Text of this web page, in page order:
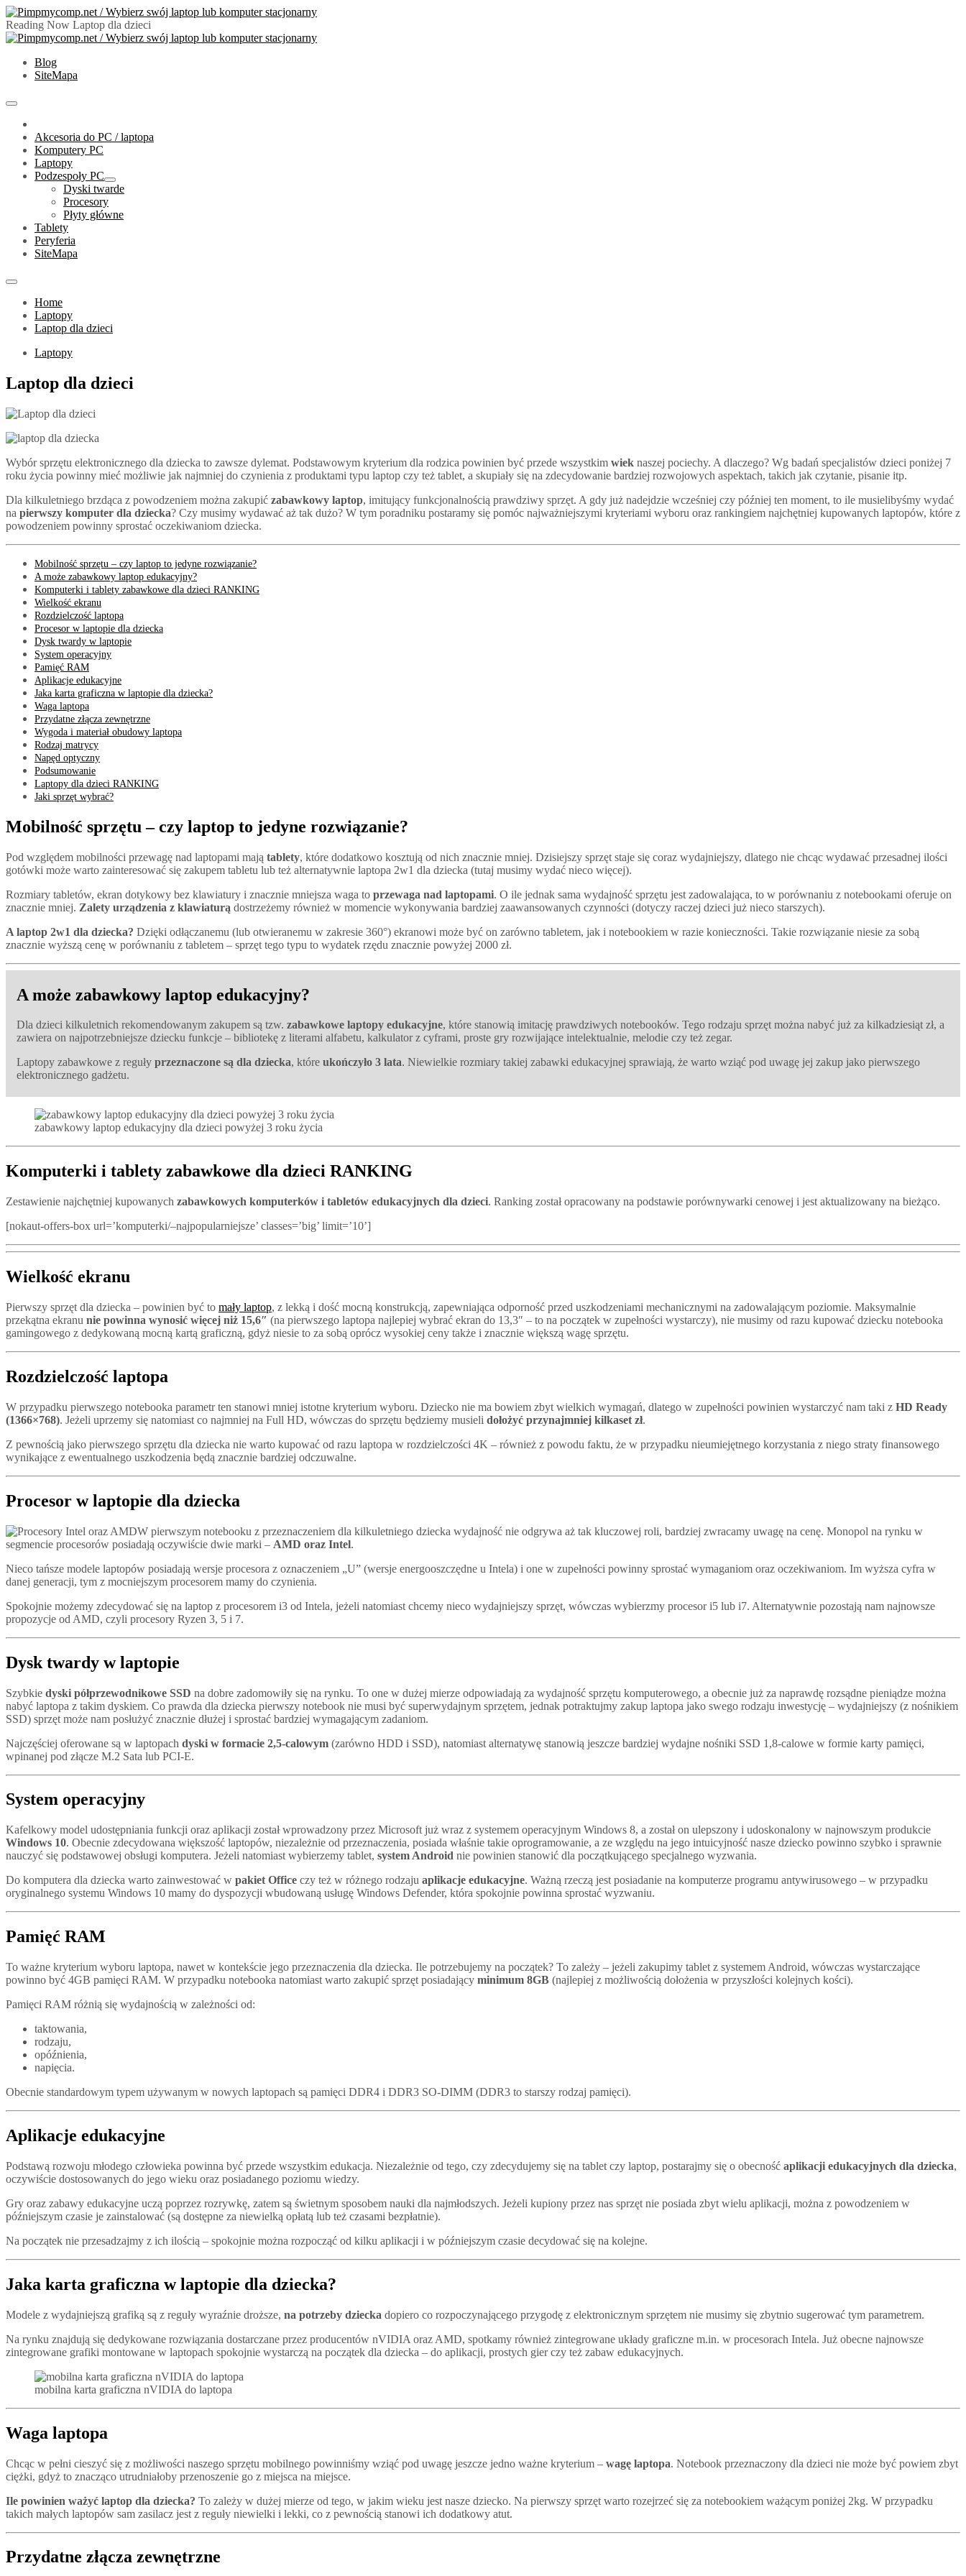
Skip
to
content
Reading Now Laptop dla dzieci
Złóż/Wybierz swój laptop lub komputer stacjonarny
Blog
SiteMapa
Primary
Akcesoria do PC / laptopa
Komputery PC
Laptopy
Podzespoły PC
Show
sub
Dyski twarde
Procesory
Płyty główne
Tablety
Peryferia
SiteMapa
Home
Laptopy
Laptop dla dzieci
Laptopy
Laptop dla dzieci
Wybór sprzętu elektronicznego dla dziecka to zawsze dylemat. Podstawowym kryterium dla rodzica powinien być przede wszystkim wiek naszej pociechy. A dlaczego? Wg badań specjalistów dzieci poniżej 7
roku życia powinny mieć możliwie jak najmniej do czynienia z produktami typu laptop czy też tablet, a skupiały się na zdecydowanie bardziej rozwojowych aspektach, takich jak czytanie, pisanie itp.
Dla kilkuletniego brzdąca z powodzeniem można zakupić zabawkowy laptop, imitujący funkcjonalnością prawdziwy sprzęt. A gdy już nadejdzie wcześniej czy później ten moment, to ile musielibyśmy wydać
na pierwszy komputer dla dziecka? Czy musimy wydawać aż tak dużo? W tym poradniku postaramy się pomóc najważniejszymi kryteriami wyboru oraz rankingiem najchętniej kupowanych laptopów, które z
powodzeniem powinny sprostać oczekiwaniom dziecka.
Mobilność sprzętu – czy laptop to jedyne rozwiązanie?
A może zabawkowy laptop edukacyjny?
Komputerki i tablety zabawkowe dla dzieci RANKING
Wielkość ekranu
Rozdzielczość laptopa
Procesor w laptopie dla dziecka
Dysk twardy w laptopie
System operacyjny
Pamięć RAM
Aplikacje edukacyjne
Jaka karta graficzna w laptopie dla dziecka?
Waga laptopa
Przydatne złącza zewnętrzne
Wygoda i materiał obudowy laptopa
Rodzaj matrycy
Napęd optyczny
Podsumowanie
Laptopy dla dzieci RANKING
Jaki sprzęt wybrać?
Mobilność sprzętu – czy laptop to jedyne rozwiązanie?
Pod względem mobilności przewagę nad laptopami mają tablety, które dodatkowo kosztują od nich znacznie mniej. Dzisiejszy sprzęt staje się coraz wydajniejszy, dlatego nie chcąc wydawać przesadnej ilości
gotówki może warto zainteresować się zakupem tabletu lub też alternatywnie laptopa 2w1 dla dziecka (tutaj musimy wydać nieco więcej).
Rozmiary tabletów, ekran dotykowy bez klawiatury i znacznie mniejsza waga to przewaga nad laptopami. O ile jednak sama wydajność sprzętu jest zadowalająca, to w porównaniu z notebookami oferuje on
znacznie mniej. Zalety urządzenia z klawiaturą dostrzeżemy również w momencie wykonywania bardziej zaawansowanych czynności (dotyczy raczej dzieci już nieco starszych).
A laptop 2w1 dla dziecka? Dzięki odłączanemu (lub otwieranemu w zakresie 360°) ekranowi może być on zarówno tabletem, jak i notebookiem w razie konieczności. Takie rozwiązanie niesie za sobą
znacznie wyższą cenę w porównaniu z tabletem – sprzęt tego typu to wydatek rzędu znacznie powyżej 2000 zł.
A może zabawkowy laptop edukacyjny?
Dla dzieci kilkuletnich rekomendowanym zakupem są tzw. zabawkowe laptopy edukacyjne, które stanowią imitację prawdziwych notebooków. Tego rodzaju sprzęt można nabyć już za kilkadziesiąt zł, a
zawiera on najpotrzebniejsze dziecku funkcje – bibliotekę z literami alfabetu, kalkulator z cyframi, proste gry rozwijające intelektualnie, melodie czy też zegar.
Laptopy zabawkowe z reguły przeznaczone są dla dziecka, które ukończyło 3 lata. Niewielkie rozmiary takiej zabawki edukacyjnej sprawiają, że warto wziąć pod uwagę jej zakup jako pierwszego
elektronicznego gadżetu.
zabawkowy laptop edukacyjny dla dzieci powyżej 3 roku życia
Komputerki i tablety zabawkowe dla dzieci RANKING
Zestawienie najchętniej kupowanych zabawkowych komputerków i tabletów edukacyjnych dla dzieci. Ranking został opracowany na podstawie porównywarki cenowej i jest aktualizowany na bieżąco.
[nokaut-offers-box url=’komputerki/–najpopularniejsze’ classes=’big’ limit=’10’]
Wielkość ekranu
Pierwszy sprzęt dla dziecka – powinien być to mały laptop, z lekką i dość mocną konstrukcją, zapewniająca odporność przed uszkodzeniami mechanicznymi na zadowalającym poziomie. Maksymalnie
przekątna ekranu nie powinna wynosić więcej niż 15,6″ (na pierwszego laptopa najlepiej wybrać ekran do 13,3″ – to na początek w zupełności wystarczy), nie musimy od razu kupować dziecku notebooka
gamingowego z dedykowaną mocną kartą graficzną, gdyż niesie to za sobą oprócz wysokiej ceny także i znacznie większą wagę sprzętu.
Rozdzielczość laptopa
W przypadku pierwszego notebooka parametr ten stanowi mniej istotne kryterium wyboru. Dziecko nie ma bowiem zbyt wielkich wymagań, dlatego w zupełności powinien wystarczyć nam taki z HD Ready
(1366×768). Jeżeli uprzemy się natomiast co najmniej na Full HD, wówczas do sprzętu będziemy musieli dołożyć przynajmniej kilkaset zł.
Z pewnością jako pierwszego sprzętu dla dziecka nie warto kupować od razu laptopa w rozdzielczości 4K – również z powodu faktu, że w przypadku nieumiejętnego korzystania z niego straty finansowego
wynikające z ewentualnego uszkodzenia będą znacznie bardziej odczuwalne.
Procesor w laptopie dla dziecka
W pierwszym notebooku z przeznaczeniem dla kilkuletniego dziecka wydajność nie odgrywa aż tak kluczowej roli, bardziej zwracamy uwagę na cenę. Monopol na rynku w
segmencie procesorów posiadają oczywiście dwie marki – AMD oraz Intel.
Nieco tańsze modele laptopów posiadają wersje procesora z oznaczeniem „U” (wersje energooszczędne u Intela) i one w zupełności powinny sprostać wymaganiom oraz oczekiwaniom. Im wyższa cyfra w
danej generacji, tym z mocniejszym procesorem mamy do czynienia.
Spokojnie możemy zdecydować się na laptop z procesorem i3 od Intela, jeżeli natomiast chcemy nieco wydajniejszy sprzęt, wówczas wybierzmy procesor i5 lub i7. Alternatywnie pozostają nam najnowsze
propozycje od AMD, czyli procesory Ryzen 3, 5 i 7.
Dysk twardy w laptopie
Szybkie dyski półprzewodnikowe SSD na dobre zadomowiły się na rynku. To one w dużej mierze odpowiadają za wydajność sprzętu komputerowego, a obecnie już za naprawdę rozsądne pieniądze można
nabyć laptopa z takim dyskiem. Co prawda dla dziecka pierwszy notebook nie musi być superwydajnym sprzętem, jednak potraktujmy zakup laptopa jako swego rodzaju inwestycję – wydajniejszy (z nośnikiem
SSD) sprzęt może nam posłużyć znacznie dłużej i sprostać bardziej wymagającym zadaniom.
Najczęściej oferowane są w laptopach dyski w formacie 2,5-calowym (zarówno HDD i SSD), natomiast alternatywę stanowią jeszcze bardziej wydajne nośniki SSD 1,8-calowe w formie karty pamięci,
wpinanej pod złącze M.2 Sata lub PCI-E.
System operacyjny
Kafelkowy model udostępniania funkcji oraz aplikacji został wprowadzony przez Microsoft już wraz z systemem operacyjnym Windows 8, a został on ulepszony i udoskonalony w najnowszym produkcie
Windows 10. Obecnie zdecydowana większość laptopów, niezależnie od przeznaczenia, posiada właśnie takie oprogramowanie, a ze względu na jego intuicyjność nasze dziecko powinno szybko i sprawnie
nauczyć się podstawowej obsługi komputera. Jeżeli natomiast wybierzemy tablet, system Android nie powinien stanowić dla początkującego specjalnego wyzwania.
Do komputera dla dziecka warto zainwestować w pakiet Office czy też w różnego rodzaju aplikacje edukacyjne. Ważną rzeczą jest posiadanie na komputerze programu antywirusowego – w przypadku
oryginalnego systemu Windows 10 mamy do dyspozycji wbudowaną usługę Windows Defender, która spokojnie powinna sprostać wyzwaniu.
Pamięć RAM
To ważne kryterium wyboru laptopa, nawet w kontekście jego przeznaczenia dla dziecka. Ile potrzebujemy na początek? To zależy – jeżeli zakupimy tablet z systemem Android, wówczas wystarczające
powinno być 4GB pamięci RAM. W przypadku notebooka natomiast warto zakupić sprzęt posiadający minimum 8GB (najlepiej z możliwością dołożenia w przyszłości kolejnych kości).
Pamięci RAM różnią się wydajnością w zależności od:
taktowania,
rodzaju,
opóźnienia,
napięcia.
Obecnie standardowym typem używanym w nowych laptopach są pamięci DDR4 i DDR3 SO-DIMM (DDR3 to starszy rodzaj pamięci).
Aplikacje edukacyjne
Podstawą rozwoju młodego człowieka powinna być przede wszystkim edukacja. Niezależnie od tego, czy zdecydujemy się na tablet czy laptop, postarajmy się o obecność aplikacji edukacyjnych dla dziecka,
oczywiście dostosowanych do jego wieku oraz posiadanego poziomu wiedzy.
Gry oraz zabawy edukacyjne uczą poprzez rozrywkę, zatem są świetnym sposobem nauki dla najmłodszych. Jeżeli kupiony przez nas sprzęt nie posiada zbyt wielu aplikacji, można z powodzeniem w
późniejszym czasie je zainstalować (są dostępne za niewielką opłatą lub też czasami bezpłatnie).
Na początek nie przesadzajmy z ich ilością – spokojnie można rozpocząć od kilku aplikacji i w późniejszym czasie decydować się na kolejne.
Jaka karta graficzna w laptopie dla dziecka?
Modele z wydajniejszą grafiką są z reguły wyraźnie droższe, na potrzeby dziecka dopiero co rozpoczynającego przygodę z elektronicznym sprzętem nie musimy się zbytnio sugerować tym parametrem.
Na rynku znajdują się dedykowane rozwiązania dostarczane przez producentów nVIDIA oraz AMD, spotkamy również zintegrowane układy graficzne m.in. w procesorach Intela. Już obecne najnowsze
zintegrowane grafiki montowane w laptopach spokojnie wystarczą na początek dla dziecka – do aplikacji, prostych gier czy też zabaw edukacyjnych.
mobilna karta graficzna nVIDIA do laptopa
Waga laptopa
Chcąc w pełni cieszyć się z możliwości naszego sprzętu mobilnego powinniśmy wziąć pod uwagę jeszcze jedno ważne kryterium – wagę laptopa. Notebook przeznaczony dla dzieci nie może być powiem zbyt
ciężki, gdyż to znacząco utrudniałoby przenoszenie go z miejsca na miejsce.
Ile powinien ważyć laptop dla dziecka? To zależy w dużej mierze od tego, w jakim wieku jest nasze dziecko. Na pierwszy sprzęt warto rozejrzeć się za notebookiem ważącym poniżej 2kg. W przypadku
takich małych laptopów sam zasilacz jest z reguły niewielki i lekki, co z pewnością stanowi ich dodatkowy atut.
Przydatne złącza zewnętrzne